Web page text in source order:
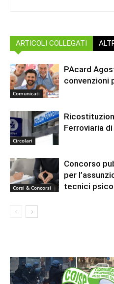
ARTICOLI COLLEGATI
Comunicati
PAcard
convenzioni
Circolari
Ferroviaria
Corsi & Concorsi
Concorso
per
tecnici